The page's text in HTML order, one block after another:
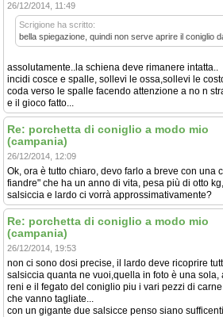
26/12/2014, 11:49
Scrigione ha scritto:
bella spiegazione, quindi non serve aprire il coniglio
assolutamente..la schiena deve rimanere intatta..
incidi cosce e spalle, sollevi le ossa,sollevi le
coda verso le spalle facendo attenzione a no n
e il gioco fatto...
Re: porchetta di coniglio a modo mio
(campania)
26/12/2014, 12:09
Ok, ora è tutto chiaro, devo farlo a breve con una
fiandre" che ha un anno di vita, pesa più di otto
salsiccia e lardo ci vorrà approssimativamente?
Re: porchetta di coniglio a modo mio
(campania)
26/12/2014, 19:53
non ci sono dosi precise, il lardo deve ricoprire
salsiccia quanta ne vuoi,quella in foto è una sola,
reni e il fegato del coniglio piu i vari pezzi di
che vanno tagliate...
con un gigante due salsicce penso siano